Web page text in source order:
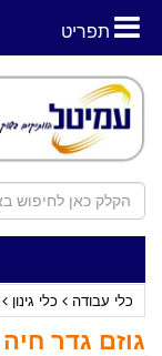
תפריט
כלי עבודה כלי גינון
גוזם גדר חיה 620W HUNTER